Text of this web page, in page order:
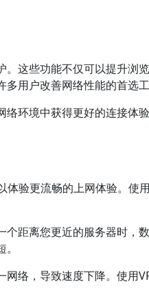
。这些功能不仅可以提升浏
用户改善网络性能的首选工
环境中获得更好的连接体
验更流畅的上网体验。使
距离您更近的服务器时，
络，导致速度下降。使用